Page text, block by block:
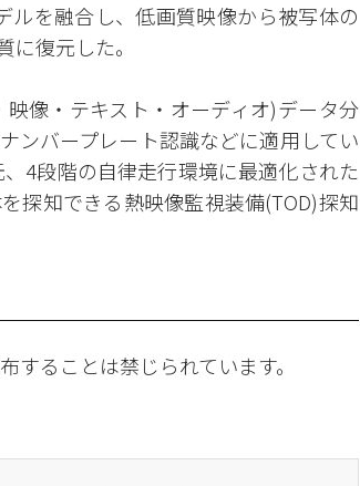
を融合し、低画質映像から被写体の
復元した。
像・テキスト・オーディオ)データ分
ンバープレート認識などに適用してい
4段階の自律走行環境に最適化された
探知できる熱映像監視装備(TOD)探知
ることは禁じられています。